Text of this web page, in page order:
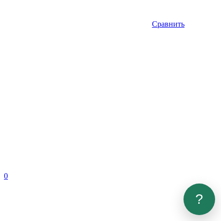
Сравнить
0
?